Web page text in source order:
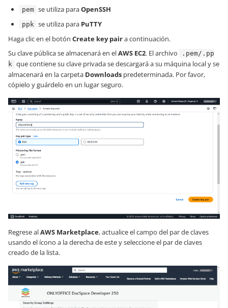
pem se utiliza paraOpenSSH
ppk se utiliza para PuTTY
Haga clic en el botón Create key paira continuación.
Su clave pública se almacenará en elAWS EC2. El archivo
.pem/.pp
k que contiene su clave privada se descargará a su máquina local y se
almacenará en la carpeta Downloads predeterminada. Por favor,
cópielo y guárdelo en un lugar seguro.
Regrese alAWS Marketplace, actualice el campo del par de claves
usando el ícono a la derecha de este y seleccione el par de claves
creado de la lista.